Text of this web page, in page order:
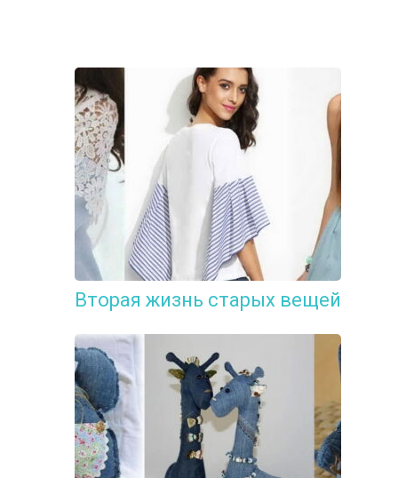
Вторая жизнь старых вещей